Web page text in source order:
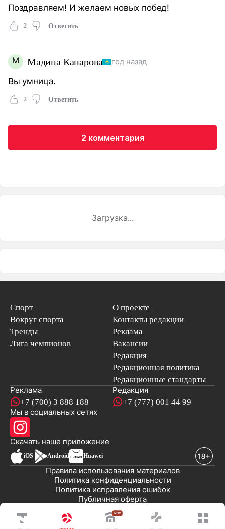
Поздравляем! И желаем новых побед!
2 Ответить
М Мадина Капарова год назад
Вы умница.
2 Ответить
2 комментария
Загрузка...
Спорт
Вокруг спорта
Тренды
Лига чемпионов
О проекте
Контакты редакции
Реклама
Вакансии
Редакция
Редакционная политика
Редакционные стандарты
Реклама
+7 (700) 3 888 188
Редакция
+7 (777) 001 44 99
Мы в социальных сетях
Скачать наше приложениеновостей
iOS Android Huawei
Публичная оферта
Политика исправления ошибок
Политика конфиденциальности
Правила использования материалов
© 2008-2026 ТОО «EML»